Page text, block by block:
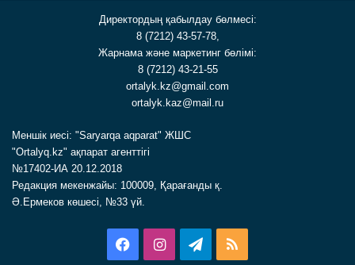
Директордың қабылдау бөлмесі:
8 (7212) 43-57-78,
Жарнама және маркетинг бөлімі:
8 (7212) 43-21-55
ortalyk.kz@gmail.com
ortalyk.kaz@mail.ru
Меншік иесі: "Saryarqa aqparat" ЖШС
"Ortalyq.kz" ақпарат агенттігі
№17402-ИА 20.12.2018
Редакция мекенжайы: 100009, Қарағанды қ.
Ә.Ермеков көшесі, №33 үй.
FacebookInstagramTelegram